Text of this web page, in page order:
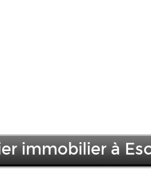
immobilier à